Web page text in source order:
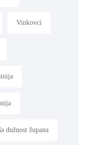
Vinkovci
dužnost župana